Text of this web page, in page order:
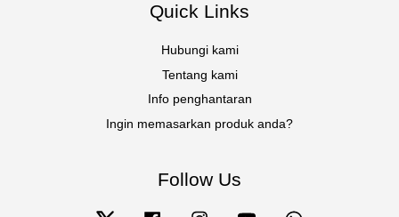
Quick Links
Hubungi kami
Tentang kami
Info penghantaran
Ingin memasarkan produk anda?
Follow Us